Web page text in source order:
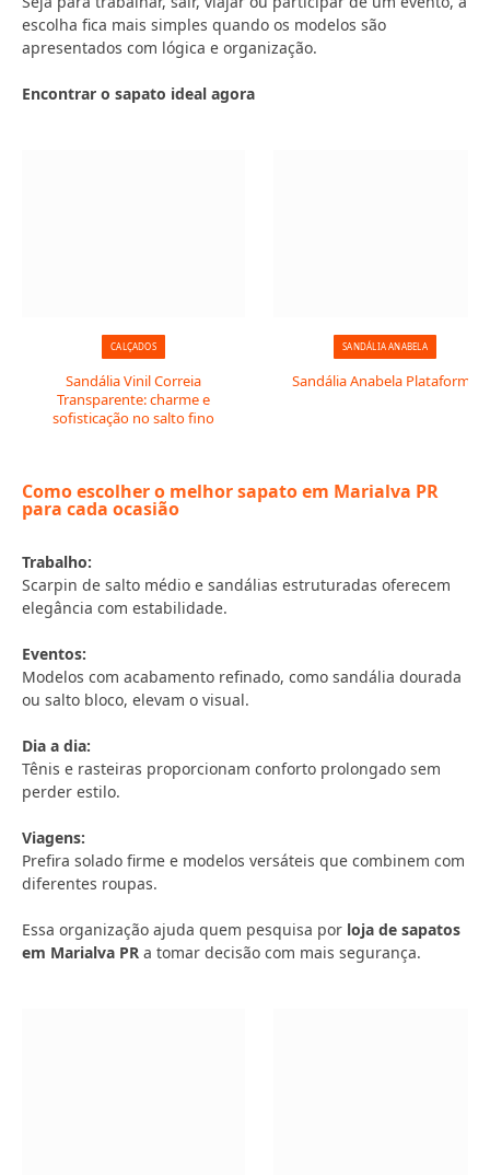
escolha fica mais simples quando os modelos são
apresentados com lógica e organização.
Encontrar o sapato ideal agora
CALÇADOS
Sandália Vinil Correia
Transparente: charme e
sofisticação no salto fino
SANDÁLIA ANABELA
Sandália Anabela Plataforma
Como escolher o melhor sapato em Marialva PR
para cada ocasião
Trabalho:
Scarpin de salto médio e sandálias estruturadas oferecem
elegância com estabilidade.
Eventos:
Modelos com acabamento refinado, como sandália dourada
ou salto bloco, elevam o visual.
Dia a dia:
Tênis e rasteiras proporcionam conforto prolongado sem
perder estilo.
Viagens:
Prefira solado firme e modelos versáteis que combinem com
diferentes roupas.
Essa organização ajuda quem pesquisa por loja de sapatos
em Marialva PR a tomar decisão com mais segurança.